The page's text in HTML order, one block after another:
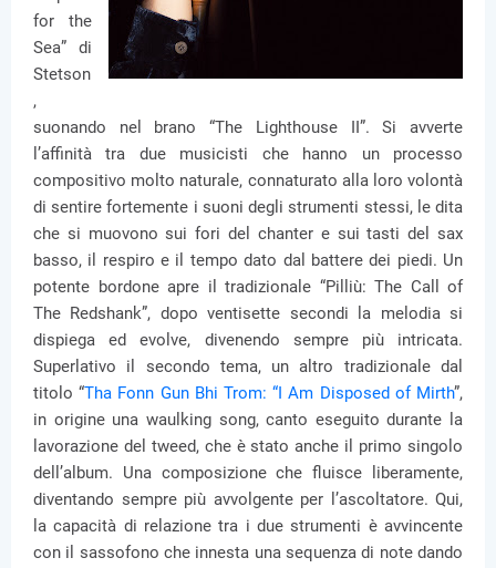
for the
Sea” di
Stetson
,
suonando nel brano “The Lighthouse II”. Si avverte
l’affinità tra due musicisti che hanno un processo
compositivo molto naturale, connaturato alla loro volontà
di sentire fortemente i suoni degli strumenti stessi, le dita
che si muovono sui fori del chanter e sui tasti del sax
basso, il respiro e il tempo dato dal battere dei piedi. Un
potente bordone apre il tradizionale “Pilliù: The Call of
The Redshank”, dopo ventisette secondi la melodia si
dispiega ed evolve, divenendo sempre più intricata.
Superlativo il secondo tema, un altro tradizionale dal
titolo “Tha Fonn Gun Bhi Trom: “I Am Disposed of Mirth”,
in origine una waulking song, canto eseguito durante la
lavorazione del tweed, che è stato anche il primo singolo
dell’album. Una composizione che fluisce liberamente,
diventando sempre più avvolgente per l’ascoltatore. Qui,
la capacità di relazione tra i due strumenti è avvincente
con il sassofono che innesta una sequenza di note dando